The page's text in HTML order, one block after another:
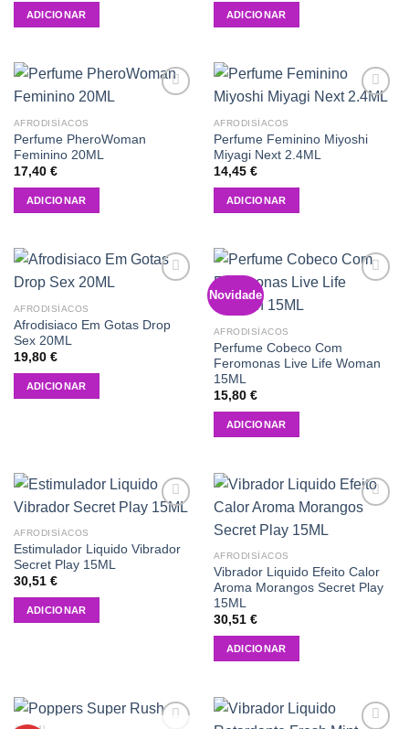
ADICIONAR
original
era:
ADICIONAR
AFRODISÍACOS
Perfume PheroWoman
Feminino 20ML
17,40 €
ADICIONAR
AFRODISÍACOS
Perfume Feminino Miyoshi
Miyagi Next 2.4ML
14,45 €
ADICIONAR
AFRODISÍACOS
Afrodisiaco Em Gotas Drop
Sex 20ML
19,80 €
ADICIONAR
Novidade
AFRODISÍACOS
Perfume Cobeco Com
Feromonas Live Life Woman
15ML
15,80 €
ADICIONAR
AFRODISÍACOS
Estimulador Liquido Vibrador
Secret Play 15ML
30,51 €
ADICIONAR
AFRODISÍACOS
Vibrador Liquido Efeito Calor
Aroma Morangos Secret Play
15ML
30,51 €
ADICIONAR